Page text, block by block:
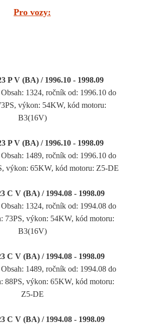
Pro vozy:
P V (BA) / 1996.10 - 1998.09
1324, ročník od: 1996.10 do
výkon: 54KW, kód motoru:
B3(16V)
P V (BA) / 1996.10 - 1998.09
1489, ročník od: 1996.10 do
výkon: 65KW, kód motoru: Z5-DE
C V (BA) / 1994.08 - 1998.09
1324, ročník od: 1994.08 do
73PS, výkon: 54KW, kód motoru:
B3(16V)
C V (BA) / 1994.08 - 1998.09
1489, ročník od: 1994.08 do
88PS, výkon: 65KW, kód motoru:
Z5-DE
C V (BA) / 1994.08 - 1998.09